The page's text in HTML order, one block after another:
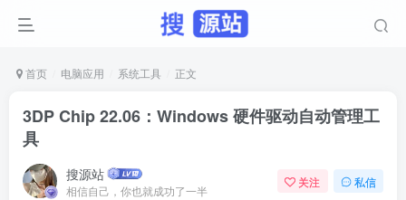
首页 电脑应用 系统工具 正文
3DP Chip 22.06：Windows 硬件驱动自动管理工
具
搜源站
相信自己，你也就成功了一半
关注 私信